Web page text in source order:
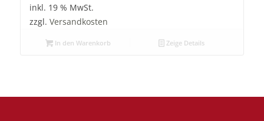
inkl. 19 % MwSt.
zzgl. Versandkosten
In den Warenkorb Zeige Details